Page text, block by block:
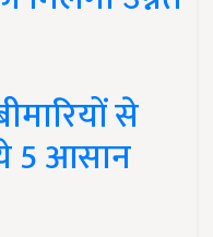
से
5 आसान